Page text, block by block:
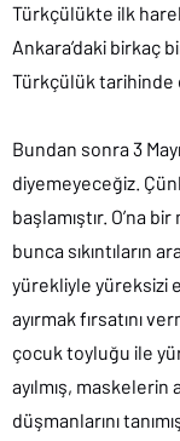
Türkçülükte ilk
Ankara’daki birkaç
Türkçülük tarihinde
Bundan sonra 3
diyemeyeceğiz.
başlamıştır. O’na
bunca sıkıntıların
yürekliyle yüreksizi
ayırmak fırsatını
çocuk toyluğu ile
ayılmış,
düşmanlarını